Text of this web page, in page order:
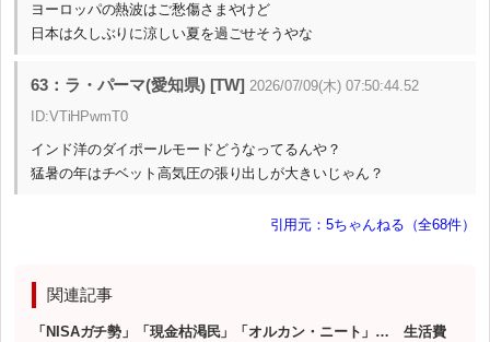
ヨーロッパの熱波はご愁傷さまやけど
日本は久しぶりに涼しい夏を過ごせそうやな
63：ラ・パーマ(愛知県) [TW] 2026/07/09(木) 07:50:44.52
ID:VTiHPwmT0
インド洋のダイポールモードどうなってるんや？
猛暑の年はチベット高気圧の張り出しが大きいじゃん？
引用元：5ちゃんねる（全68件）
関連記事
「NISAガチ勢」「現金枯渇民」「オルカン・ニート」… 生活費